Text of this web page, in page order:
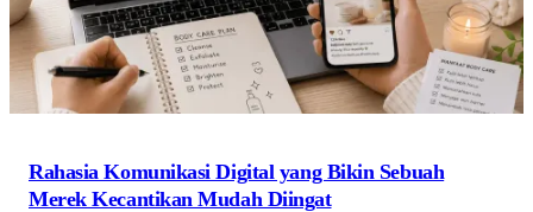
Rahasia Komunikasi Digital yang Bikin Sebuah
Merek Kecantikan Mudah Diingat